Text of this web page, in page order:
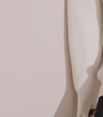
Untuk memenuhi
penggunaan OP Pay
anda (termasuk nama,
tujuan pengumpulan,
diperlukan untuk
pengesahan semula dan
Untuk terma
https://oppay.tw/userRule
"
style">https://oppay.tw/
akan menggunakan data
pembeli, no. telefon,
penggunaan
Data Peribadi,
(https://aftee.tw/
Jumlah yang diperakui
kelulusan boleh sehingga
pembayaran dalam
20% setahun akan
mendapatkan kebenaran